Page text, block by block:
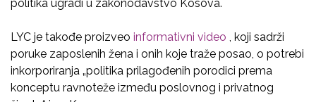
politika ugradi u zakonodavstvo Kosova.
LYC je takođe proizveo informativni video , koji sadrži
poruke zaposlenih žena i onih koje traže posao, o potrebi
inkorporiranja „politika prilagođenih porodici prema
konceptu ravnoteže između poslovnog i privatnog